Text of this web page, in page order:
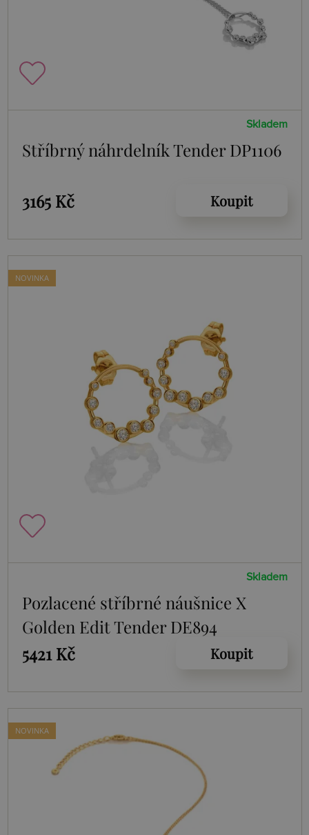
Skladem
Stříbrný náhrdelník Tender DP1106
3165 Kč Koupit
NOVINKA
Skladem
Pozlacené stříbrné náušnice X
Golden Edit Tender DE894
5421 Kč
Koupit
NOVINKA